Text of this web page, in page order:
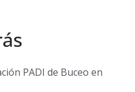
PADI de Buceo en